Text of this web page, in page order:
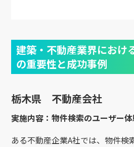
建築・不動産業界におけ
の重要性と成功事例
栃木県 不動産会社
実施内容：物件検索のユーザー
ある不動産企業A社では、物件検